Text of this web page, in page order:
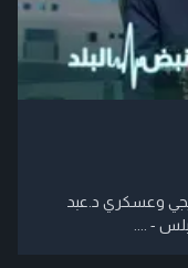
وعسكري د.عبد
- ....